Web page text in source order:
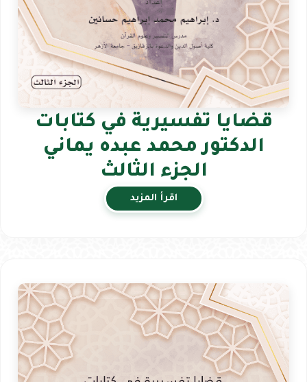
قضايا تفسيرية في كتابات
الدكتور محمد عبده يماني
الجزء الثالث
اقرأ المزيد